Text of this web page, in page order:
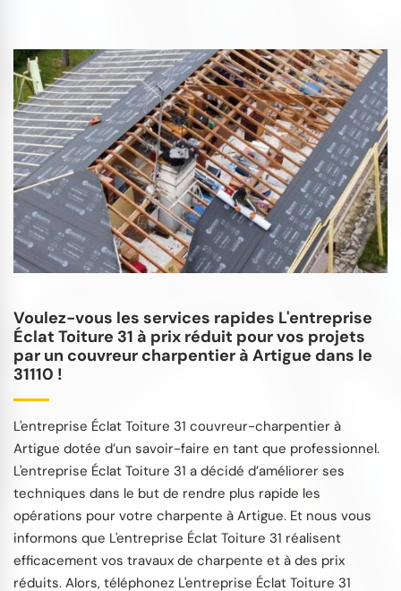
Voulez-vous les services rapides L'entreprise
Éclat Toiture 31 à prix réduit pour vos projets
par un couvreur charpentier à Artigue dans le
31110 !
L'entreprise Éclat Toiture 31 couvreur-charpentier à
Artigue dotée d’un savoir-faire en tant que professionnel.
L'entreprise Éclat Toiture 31 a décidé d’améliorer ses
techniques dans le but de rendre plus rapide les
opérations pour votre charpente à Artigue. Et nous vous
informons que L'entreprise Éclat Toiture 31 réalisent
efficacement vos travaux de charpente et à des prix
réduits. Alors, téléphonez L'entreprise Éclat Toiture 31